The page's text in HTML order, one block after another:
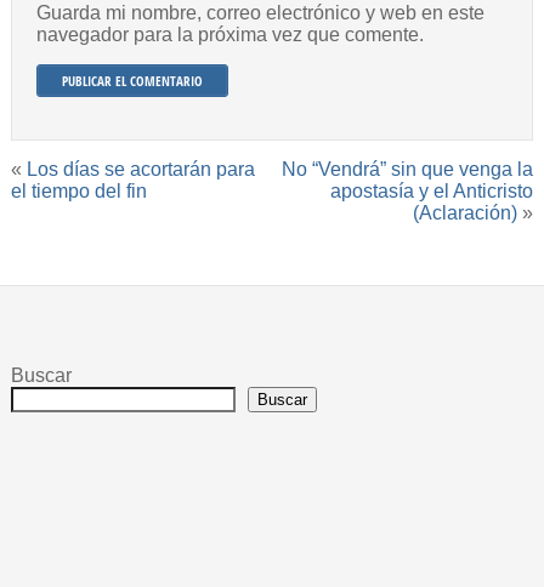
Guarda mi nombre, correo electrónico y web en este
navegador para la próxima vez que comente.
« Los días se acortarán para
el tiempo del fin
No “Vendrá” sin que venga la
apostasía y el Anticristo
(Aclaración) »
Buscar
Buscar